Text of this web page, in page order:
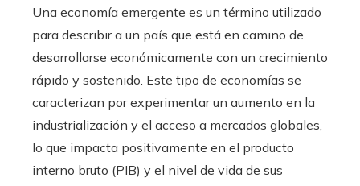
Una economía emergente es un término utilizado
para describir a un país que está en camino de
desarrollarse económicamente con un crecimiento
rápido y sostenido. Este tipo de economías se
caracterizan por experimentar un aumento en la
industrialización y el acceso a mercados globales,
lo que impacta positivamente en el producto
interno bruto (PIB) y el nivel de vida de sus